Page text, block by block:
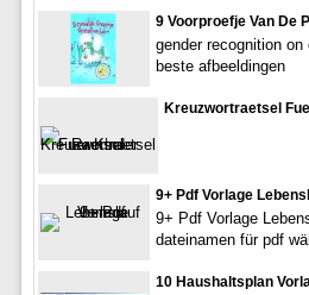
9 Voorproefje Van De
gender recognition
beste afbeeldingen
Kreuzwortraetsel
9+ Pdf Vorlage
9+ Pdf Vorlage
dateinamen für pdf
10 Haushaltsplan